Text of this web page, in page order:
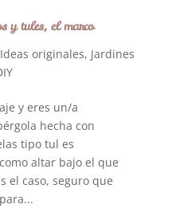
y tules, el marco
Ideas originales, Jardines
y eres un/a
hecha con
tipo tul es
altar bajo el que
el caso, seguro que